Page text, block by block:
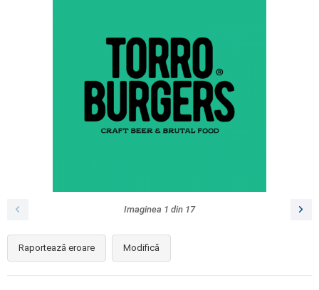
Imaginea 1 din 17
Raportează eroare Modifică